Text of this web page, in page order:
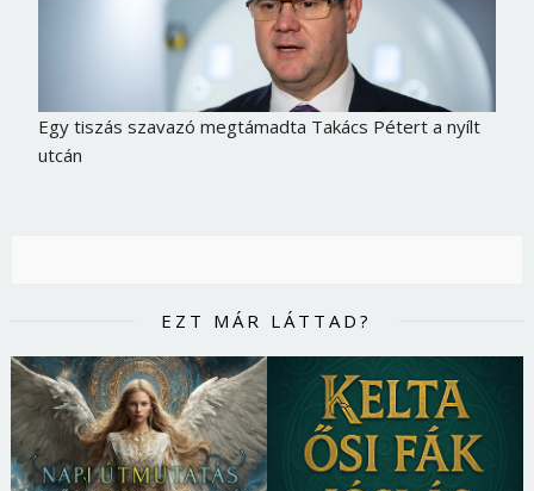
Egy tiszás szavazó megtámadta Takács Pétert a nyílt
utcán
EZT MÁR LÁTTAD?